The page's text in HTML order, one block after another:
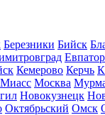
Березники Бийск
Кемерово Керчь
Миасс Москва
Новокузнецк
Октябрьский Омск